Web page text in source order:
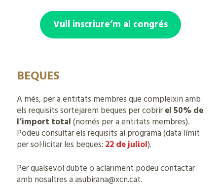
Vull inscriure’m al congrés
BEQUES
A més, per a entitats membres que compleixin amb
els requisits sortejarem beques per cobrirel 50% de
l’import total(només per a entitats membres).
Podeu consultar els requisits al programa (data límit
per sol·licitar les beques: 22 de juliol).
Per qualsevol dubte o aclariment podeu contactar
amb nosaltres a asubirana@xcn.cat.